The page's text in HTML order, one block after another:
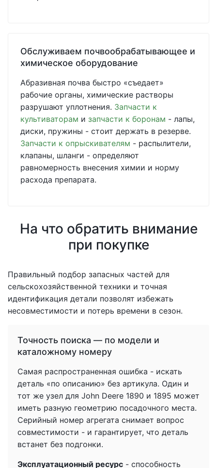
Обслуживаем почвообрабатывающее и
химическое оборудование
Абразивная почва быстро «съедает»
рабочие органы, химические растворы
разрушают уплотнения. Запчасти к
культиваторам и запчасти к боронам - лапы,
диски, пружины - стоит держать в резерве.
Запчасти к опрыскивателям - распылители,
клапаны, шланги - определяют
равномерность внесения химии и норму
расхода препарата.
На что обратить внимание
при покупке
Правильный подбор запасных частей для
сельскохозяйственной техники и точная
идентификация детали позволят избежать
несовместимости и потерь времени в сезон.
Точность поиска — по модели и
каталожному номеру
Самая распространенная ошибка - искать
деталь «по описанию» без артикула. Один и
тот же узел для John Deere 1890 и 1895 может
иметь разную геометрию посадочного места.
Серийный номер агрегата снимает вопрос
совместимости - и гарантирует, что деталь
встанет без подгонки.
Эксплуатационный ресурс - способность